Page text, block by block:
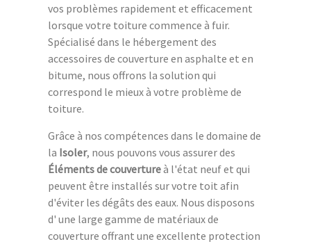
vos problèmes rapidement et efficacement
lorsque votre toiture commence à fuir.
Spécialisé dans le hébergement des
accessoires de couverture en asphalte et en
bitume, nous offrons la solution qui
correspond le mieux à votre problème de
toiture.
Grâce à nos compétences dans le domaine de
la Isoler, nous pouvons vous assurer des
Éléments de couvertureà l'état neuf et qui
peuvent être installés sur votre toit afin
d'éviter les dégâts des eaux. Nous disposons
d' une large gamme de matériaux de
couverture offrant une excellente protection